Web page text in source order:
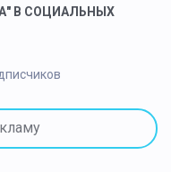
В СОЦИАЛЬНЫХ